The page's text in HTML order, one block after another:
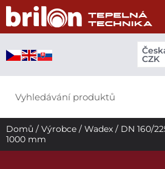
Přeskočit
obsah
CZK
Domů / Výrobce / Wadex / DN 160/
1000 mm